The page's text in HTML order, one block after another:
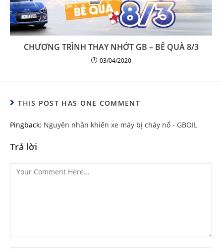
CHƯƠNG TRÌNH THAY NHỚT GB – BÊ QUÀ 8/3
03/04/2020
THIS POST HAS ONE COMMENT
Pingback: Nguyên nhân khiến xe máy bị cháy nổ - GBOIL
Trả lời